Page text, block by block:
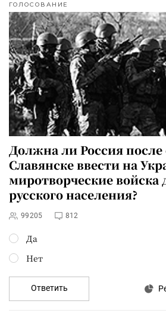
ГОЛОСОВАНИЕ
Должна ли Россия
Славянске ввести на
миротворческие
русского населения?
99205 812
Да
Нет
Ответить